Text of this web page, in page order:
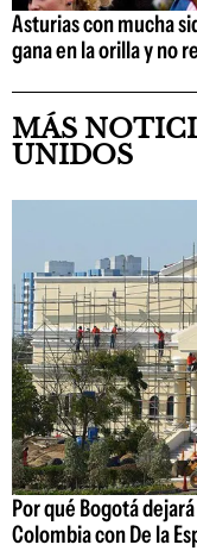
Asturias con mucha
gana en la orilla y no
MÁS
UNIDOS
Por qué Bogotá
Colombia con De la